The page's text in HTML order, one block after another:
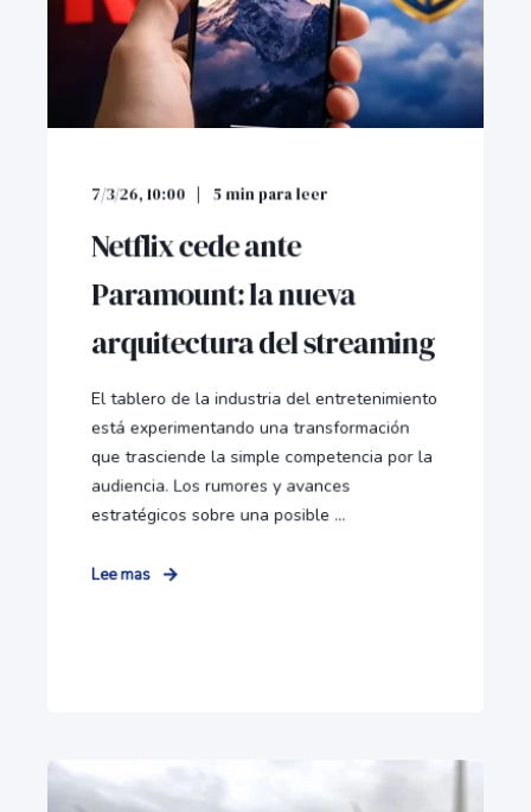
7/3/26, 10:00 5 min para leer
Netflix cede ante
Paramount: la nueva
arquitectura del streaming
El tablero de la industria del entretenimiento
está experimentando una transformación
que trasciende la simple competencia por la
audiencia. Los rumores y avances
estratégicos sobre una posible ...
Lee mas